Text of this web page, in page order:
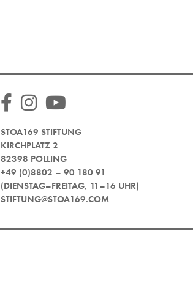
STOA169 STIFTUNG
KIRCHPLATZ 2
82398 POLLING
+49 (0)8802 – 90 180 91
(DIENSTAG–FREITAG, 11–16 UHR)
STIFTUNG@STOA169.COM